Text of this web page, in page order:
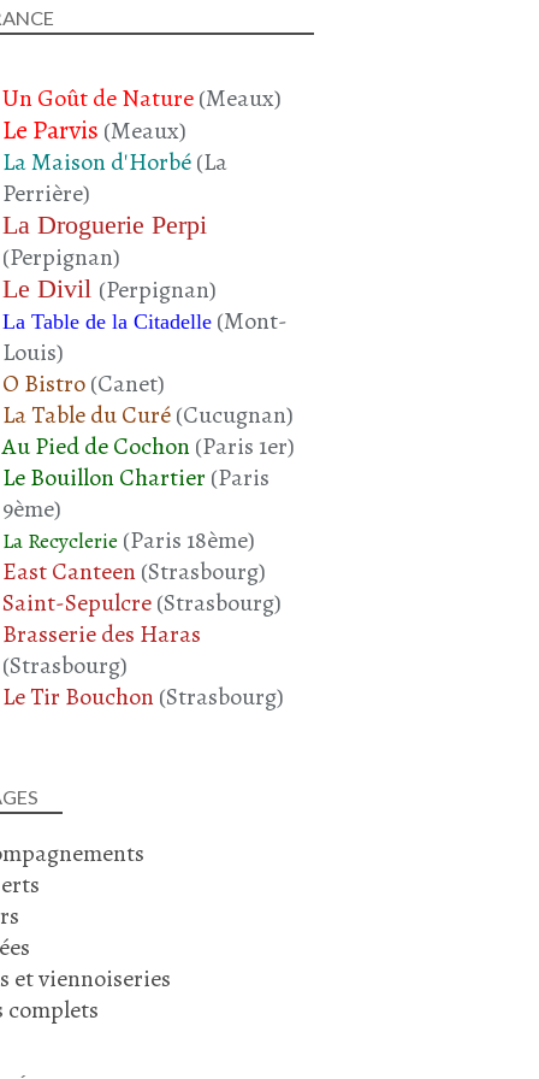
et viennoiseries
complets
Un Goût de Nature(Meaux)
Le Parvis (Meaux)
La Maison d'Horbé(La
Perrière)
La Droguerie Perpi
(Perpignan)
Le Divil (Perpignan)
La Table de la Citadelle (Mont-
Louis)
O Bistro(Canet)
La Table du Curé(Cucugnan)
Au Pied de Cochon(Paris 1er)
Le Bouillon Chartier (Paris
9ème)
La Recyclerie (Paris 18ème)
East Canteen(Strasbourg)
Saint-Sepulcre(Strasbourg)
Brasserie des Haras
(Strasbourg)
Le Tir Bouchon(Strasbourg)